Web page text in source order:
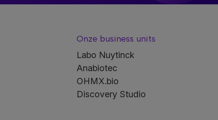
Onze business units
Labo Nuytinck
Anabiotec
OHMX.bio
Discovery Studio